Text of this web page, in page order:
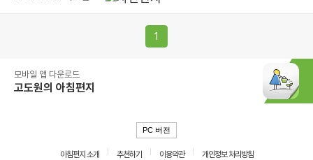
1
모바일 앱 다운로드
고도원의 아침편지
PC 버전
아침편지 소개 추천하기 이용약관
개인정보 처리방침